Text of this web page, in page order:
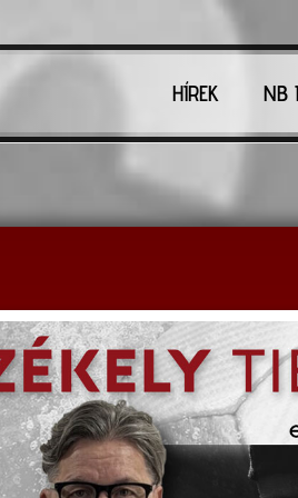
HÍREK NB